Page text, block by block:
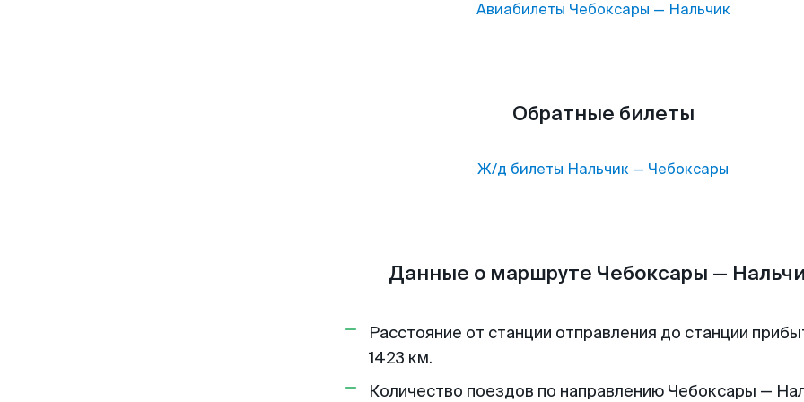
Авиабилеты Чебоксары — Нальчик
Обратные билеты
Ж/д билеты Нальчик — Чебоксары
Данные о маршруте Чебоксары —
Расстояние от станции отправления до станции
1423 км.
Количество поездов по направлению Чебоксары —